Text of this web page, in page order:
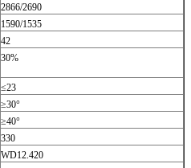
2866/2690
1590/1535
42
30%
≤23
≥30°
≥40°
330
WD12.420